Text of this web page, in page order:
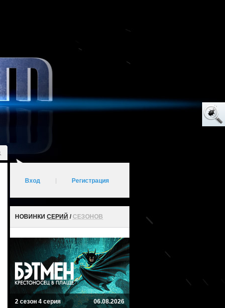
Вход Регистрация
НОВИНКИ СЕРИЙ /СЕЗОНОВ
2 сезон 4 серия 06.08.2026